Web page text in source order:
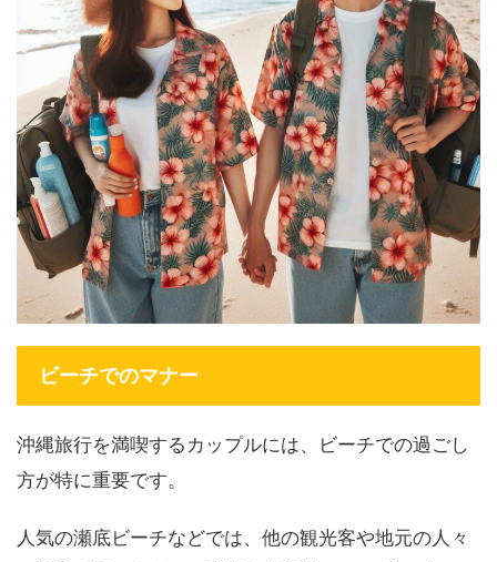
ビーチでのマナー
沖縄旅行を満喫するカップルには、ビーチでの過ごし
方が特に重要です。
人気の瀬底ビーチなどでは、他の観光客や地元の人々